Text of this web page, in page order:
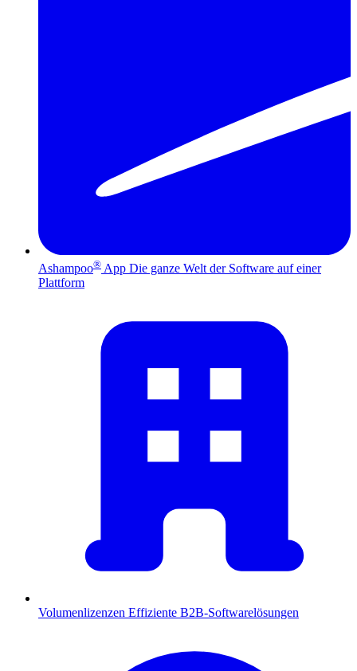
Ashampoo® App Die ganze Welt der Software auf einer
Plattform
Volumenlizenzen Effiziente B2B-Softwarelösungen